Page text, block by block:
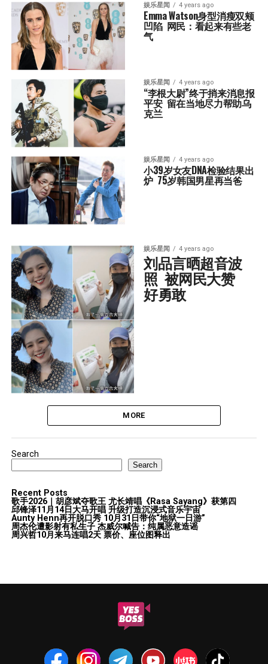
娱乐星闻 4 years ago
Emma Watson身型消瘦双颊
凹陷  网民：看起来有些老
气
娱乐星闻 4 years ago
“李根大尉”终于捎来消息报
平安  留在当地尽力帮助乌
克兰
娱乐星闻 4 years ago
小39岁女友DNA检验结果出
炉  75岁韩国男星再当爸
娱乐星闻 4 years ago
刘品言晒超音波
照  被网民大赞
好勇敢
MORE
Search
Search
Recent Posts
歌手2026｜胡彦斌夺歌王 尤长靖唱《Rasa Sayang》获第四
邱锋泽11月14日大马开唱 升级打造沉浸式音乐宇宙
Aunty Henn再开脱口秀 10月31日带你“地狱一日游”
周杰伦遭影射有私生子 杰威尔喊告：纯属恶意造谣
周兴哲10月来马连唱2天 票价、座位图释出